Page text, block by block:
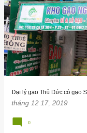
B
à
đ
ă
n
Đại lý gạo Thủ Đức có gạo
tháng 12 17, 2019
0